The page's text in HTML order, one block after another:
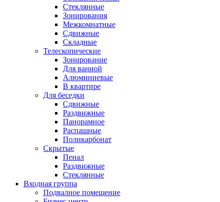
Стеклянные
Зонирования
Межкомнатные
Сдвижные
Складные
Телескопические
Зонирование
Для ванной
Алюминиевые
В квартире
Для беседки
Сдвижные
Раздвижные
Панорамное
Распашные
Поликарбонат
Скрытые
Пенал
Раздвижные
Стеклянные
Входная группа
Подвалное помещение